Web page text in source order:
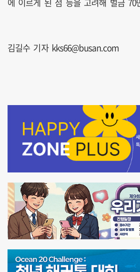
김길수 기자 kks66@busan.com